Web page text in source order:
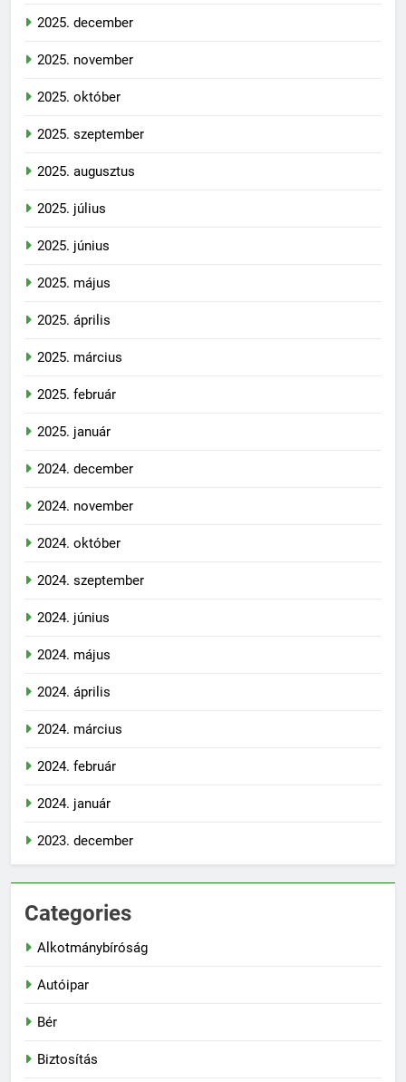
2025. december
2025. november
2025. október
2025. szeptember
2025. augusztus
2025. július
2025. június
2025. május
2025. április
2025. március
2025. február
2025. január
2024. december
2024. november
2024. október
2024. szeptember
2024. június
2024. május
2024. április
2024. március
2024. február
2024. január
2023. december
Categories
Alkotmánybíróság
Autóipar
Bér
Biztosítás